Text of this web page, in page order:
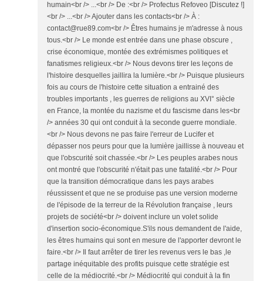
humain<br /> ...<br /> De :<br /> Profectus Refoveo [Discutez !]
<br /> ...<br /> Ajouter dans les contacts<br /> À :
contact@rue89.com<br /> Êtres humains je m'adresse à nous
tous.<br /> Le monde est entrée dans une phase obscure ,
crise économique, montée des extrémismes politiques et
fanatismes religieux.<br /> Nous devons tirer les leçons de
l'histoire desquelles jaillira la lumière.<br /> Puisque plusieurs
fois au cours de l'histoire cette situation a entrainé des
troubles importants , les guerres de religions au XVI° siècle
en France, la montée du nazisme et du fascisme dans les<br
/> années 30 qui ont conduit à la seconde guerre mondiale.
<br /> Nous devons ne pas faire l'erreur de Lucifer et
dépasser nos peurs pour que la lumière jaillisse à nouveau et
que l'obscurité soit chassée.<br /> Les peuples arabes nous
ont montré que l'obscurité n'était pas une fatalité.<br /> Pour
que la transition démocratique dans les pays arabes
réussissent et que ne se produise pas une version moderne
de l'épisode de la terreur de la Révolution française , leurs
projets de société<br /> doivent inclure un volet solide
d'insertion socio-économique.S'ils nous demandent de l'aide,
les êtres humains qui sont en mesure de l'apporter devront le
faire.<br /> Il faut arrêter de tirer les revenus vers le bas ,le
partage inéquitable des profits puisque cette stratégie est
celle de la médiocrité.<br /> Médiocrité qui conduit à la fin